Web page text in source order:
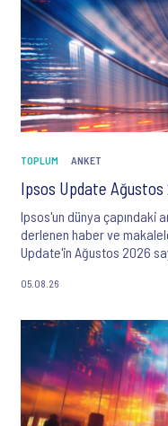
TOPLUM ANKET
Ipsos Update Ağustos
Ipsos'un dünya çapındaki
derlenen haber ve
Update'in Ağustos 2026
05.08.26